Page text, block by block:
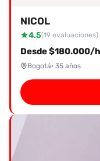
NICOL
4.5(19 evaluaciones)
Desde $180.000/
Bogotá· 35 años